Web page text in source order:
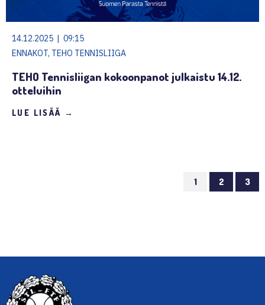
14.12.2025 | 09:15
ENNAKOT, TEHO TENNISLIIGA
TEHO Tennisliigan kokoonpanot julkaistu 14.12.
otteluihin
LUE LISÄÄ →
1 2 3